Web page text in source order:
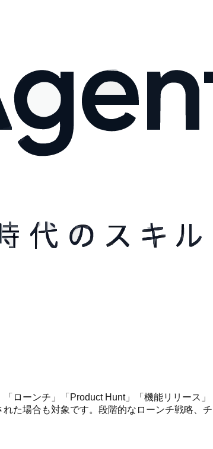
ローンチ」「Product Hunt」「機能リリース
た場合も対象です。段階的なローンチ戦略、